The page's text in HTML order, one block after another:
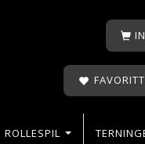
ROLLESPIL